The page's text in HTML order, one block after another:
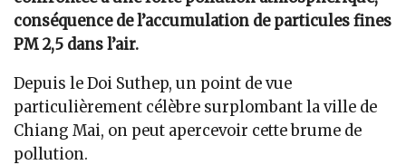
conséquence de l’accumulation de particules fines
PM 2,5 dans l’air.
Depuis le Doi Suthep, un point de vue
particulièrement célèbre surplombant la ville de
Chiang Mai, on peut apercevoir cette brume de
pollution.